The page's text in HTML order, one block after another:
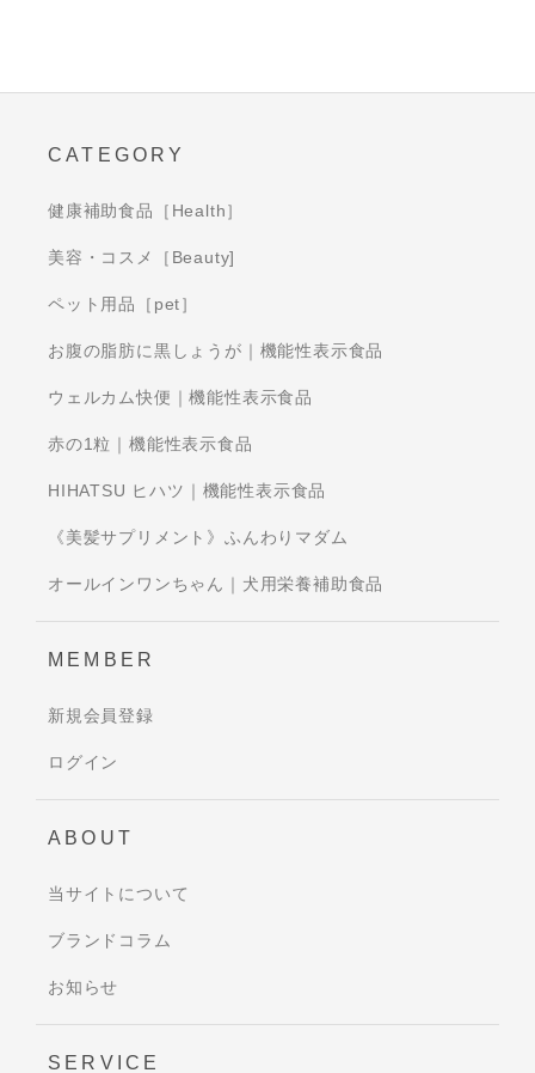
CATEGORY
健康補助食品［Health］
美容・コスメ［Beauty]
ペット用品［pet］
お腹の脂肪に黒しょうが｜機能性表示食品
ウェルカム快便｜機能性表示食品
赤の1粒｜機能性表示食品
HIHATSU ヒハツ｜機能性表示食品
《美髪サプリメント》ふんわりマダム
オールインワンちゃん｜犬用栄養補助食品
MEMBER
新規会員登録
ログイン
ABOUT
当サイトについて
ブランドコラム
お知らせ
SERVICE